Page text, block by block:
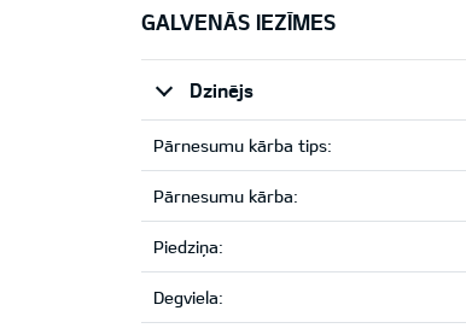
GALVENĀS IEZĪMES
Dzinējs
Pārnesumu kārba tips:
Pārnesumu kārba:
Piedziņa:
Degviela: